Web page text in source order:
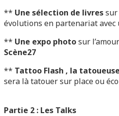
** Une sélection de livressur
évolutions en partenariat
** Une expo photosur
Scène27
** Tattoo Flash , la tatoueuse
sera là tatouer sur place ou
Partie 2 : Les Talks